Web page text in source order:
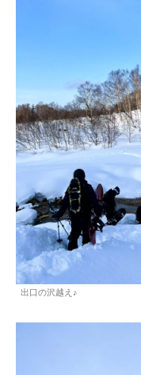
出口の沢越え♪